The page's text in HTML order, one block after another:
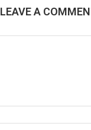
LEAVE A